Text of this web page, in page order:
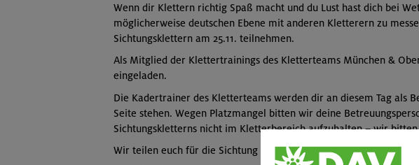
Wenn dir Klettern richtig Spaß macht und du Lust hast dich bei
möglicherweise deutschen Ebene mit anderen Kletterern zu
Sichtungsklettern am 25.11. teilnehmen.
Als Mitglied der Klettertrainings des Kletterteams München &
eingeladen.
Die Kadertrainer des Kletterteams werden dir an diesem Tag als
Seite stehen. Wegen Platzmangel bitten wir deine
Sichtungskletterns nicht im Kletterbereich aufzuhalten – wir
Wir teilen euch für die Sichtung in 2 Startgruppen auf: